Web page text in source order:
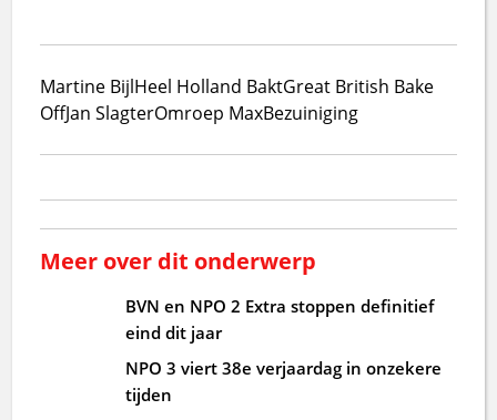
Martine BijlHeel Holland BaktGreat British Bake
OffJan SlagterOmroep MaxBezuiniging
Meer over dit onderwerp
BVN en NPO 2 Extra stoppen definitief
eind dit jaar
NPO 3 viert 38e verjaardag in onzekere
tijden